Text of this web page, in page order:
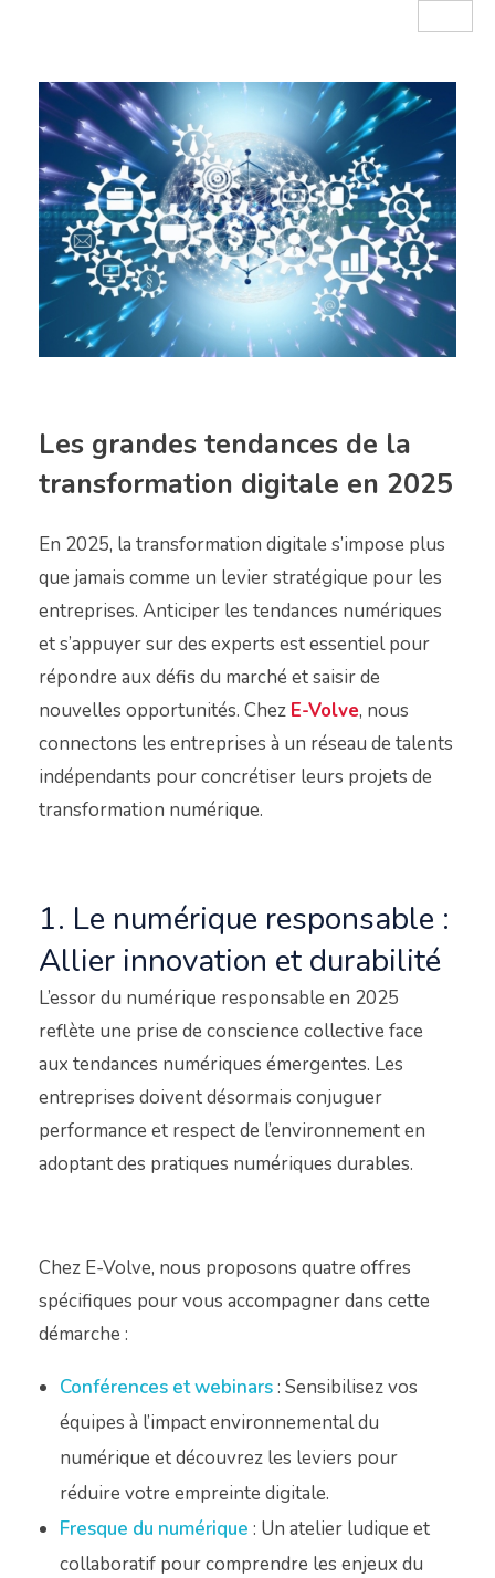
Les grandes tendances de la
transformation digitale en 2025
En 2025, la transformation digitale s’impose plus
que jamais comme un levier stratégique pour les
entreprises. Anticiper les tendances numériques
et s’appuyer sur des experts est essentiel pour
répondre aux défis du marché et saisir de
nouvelles opportunités. Chez E-Volve, nous
connectons les entreprises à un réseau de talents
indépendants pour concrétiser leurs projets de
transformation numérique.
1. Le numérique responsable :
Allier innovation et durabilité
L’essor du numérique responsable en 2025
reflète une prise de conscience collective face
aux tendances numériques émergentes. Les
entreprises doivent désormais conjuguer
performance et respect de l’environnement en
adoptant des pratiques numériques durables.
Chez E-Volve, nous proposons quatre offres
spécifiques pour vous accompagner dans cette
démarche :
Conférences et webinars: Sensibilisez vos
équipes à l’impact environnemental du
numérique et découvrez les leviers pour
réduire votre empreinte digitale.
Fresque du numérique : Un atelier ludique et
collaboratif pour comprendre les enjeux du